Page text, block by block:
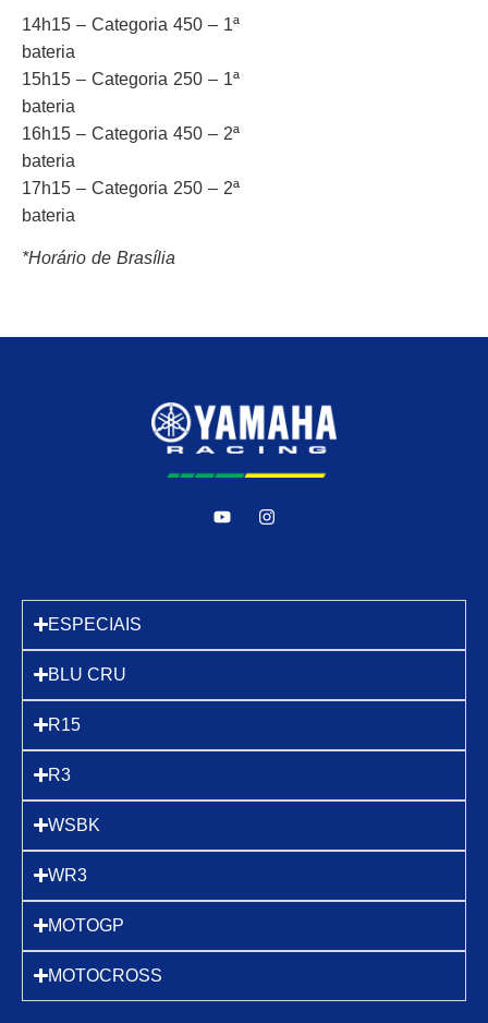
14h15 – Categoria 450 – 1ª
bateria
15h15 – Categoria 250 – 1ª
bateria
16h15 – Categoria 450 – 2ª
bateria
17h15 – Categoria 250 – 2ª
bateria
*Horário de Brasília
ESPECIAIS
BLU CRU
R15
R3
WSBK
WR3
MOTOGP
MOTOCROSS